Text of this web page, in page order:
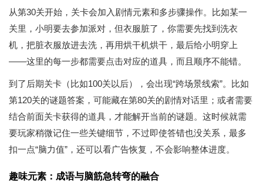
从第30关开始，关卡会加入剧情元素和多步骤操作。比如某一
关里，小明要去参加派对，但衣服脏了，你需要先找到洗衣
机，把脏衣服放进去洗，再用烘干机烘干，最后给小明穿上
——这里的每一步都需要点击对应的道具，而且顺序不能错。
到了后期关卡（比如100关以后），会出现“跨场景线索”。比如
第120关的谜题答案，可能藏在第80关的剧情对话里；或者需要
结合前面关卡获得的道具，才能解开当前的谜题。这时候就需
要玩家稍微记住一些关键细节，不过即使答错也没关系，最多
扣一点“脑力值”，还可以看广告恢复，不会影响整体进度。
趣味元素：成语与脑筋急转弯的融合